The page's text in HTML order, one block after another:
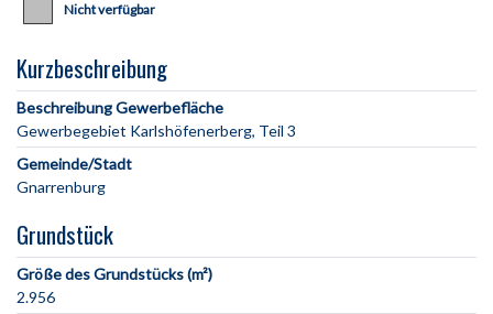
Nicht verfügbar
Kurzbeschreibung
Beschreibung Gewerbefläche
Gemeinde/Stadt
Grundstück
Größe des Grundstücks (m²)
2.956